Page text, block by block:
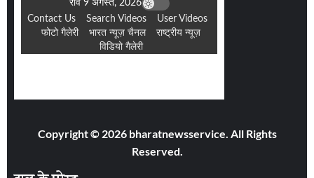
Copyright © 2026 bharatnewsservice. All Rights
Reserved.